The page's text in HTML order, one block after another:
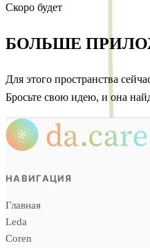
Скоро будет
БОЛЬШЕ
Для этого пространства
Бросьте свою идею, и она
НАВИГАЦИЯ
Главная
Leda
Coren